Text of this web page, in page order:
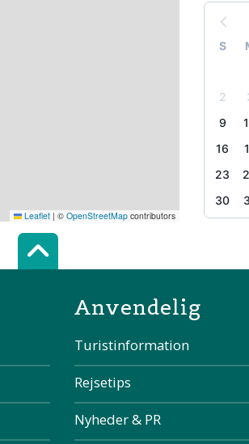
S
2
9
16
23
30
Leaflet | © OpenStreetMap contributors
Scroll top of the
Anvendelig
Turistinformation
Rejsetips
Nyheder & PR